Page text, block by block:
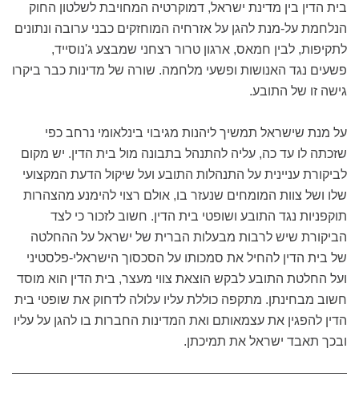
בית הדין בין מדינת ישראל, דמוקרטיה המחויבת לשלטון החוק
הנלחמת על-מנת להגן על אזרחיה המוחזקים כבני ערובה ונתונים
לתקיפות, לבין חמאס, ארגון טרור רצחני שמבצע ג'נוסייד,
פשעים נגד האנושות ופשעי מלחמה. שורה של מדינות כבר ביקרו
גישה זו של התובע.
על מנת שישראל תמשיך ליהנות מגיבוי בינלאומי נרחב כפי
שזכתה לו עד כה, עליה להתנהל בתבונה מול בית הדין. יש מקום
לביקורת עניינית על התנהלות התובע ועל שיקול הדעת המקצועי
שלו ושל צוות המומחים שנעזר בו, אולם רצוי להימנע מהצהרות
תוקפניות נגד התובע ושופטי בית הדין. חשוב לזכור כי לצד
הביקורת שיש לרבות מבעלות הברית של ישראל על ההחלטה
של בית הדין להחיל את סמכותו על הסכסוך הישראלי-פלסטיני
ועל החלטת התובע לבקש הוצאת צווי מעצר, בית הדין הוא מוסד
חשוב מבחינתן. מתקפה כוללת עליו עלולה לדחוק את שופטי בית
הדין להפגין את עצמאותם ואת המדינות החברות בו להגן על עליו
ובכך תאבד ישראל את תמיכתן.